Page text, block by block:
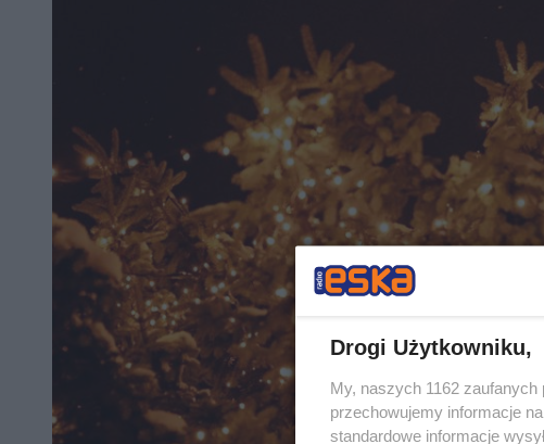
Drogi Użytkowniku,
My, naszych 1162
przechowujemy informacje
standardowe informacje